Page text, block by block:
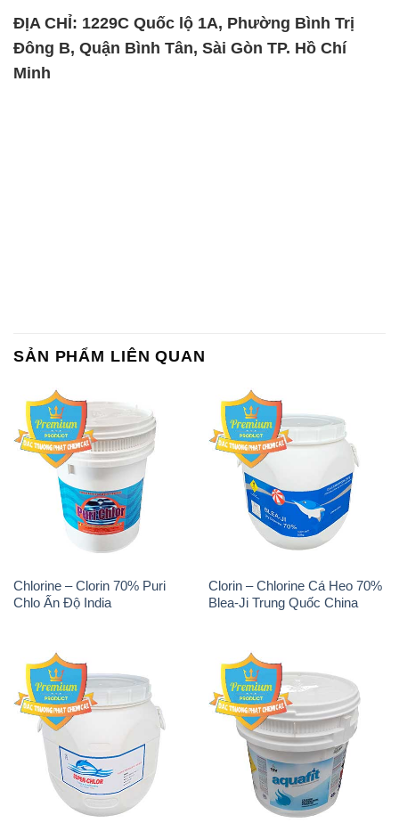
ĐỊA CHỈ: 1229C Quốc lộ 1A, Phường Bình Trị
Đông B, Quận Bình Tân, Sài Gòn TP. Hồ Chí
Minh
SẢN PHẨM LIÊN QUAN
Chlorine – Clorin 70% Puri
Chlo Ấn Độ India
Clorin – Chlorine Cá Heo 70%
Blea-Ji Trung Quốc China